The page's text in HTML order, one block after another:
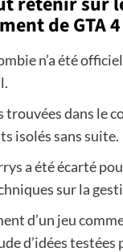
de GTA
n’a été
trouvées dans le
isolés sans suite.
a été écarté
sur la
d’un jeu
d’idées testées